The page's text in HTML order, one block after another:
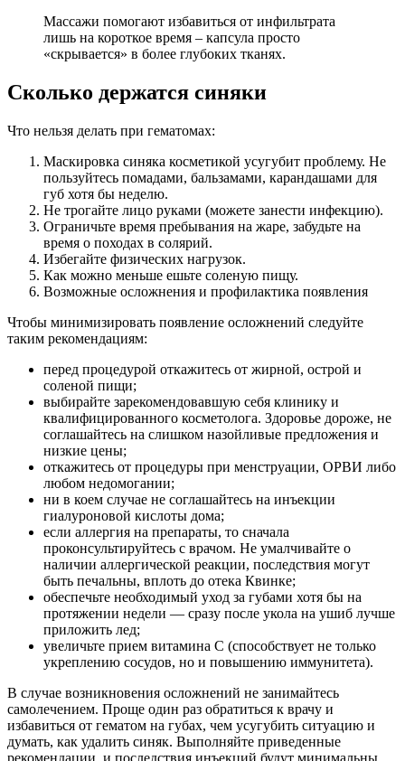
Массажи помогают избавиться от инфильтрата
лишь на короткое время – капсула просто
«скрывается» в более глубоких тканях.
Сколько держатся синяки
Что нельзя делать при гематомах:
Маскировка синяка косметикой усугубит проблему. Не
пользуйтесь помадами, бальзамами, карандашами для
губ хотя бы неделю.
Не трогайте лицо руками (можете занести инфекцию).
Ограничьте время пребывания на жаре, забудьте на
время о походах в солярий.
Избегайте физических нагрузок.
Как можно меньше ешьте соленую пищу.
Возможные осложнения и профилактика появления
Чтобы минимизировать появление осложнений следуйте
таким рекомендациям:
перед процедурой откажитесь от жирной, острой и
соленой пищи;
выбирайте зарекомендовавшую себя клинику и
квалифицированного косметолога. Здоровье дороже, не
соглашайтесь на слишком назойливые предложения и
низкие цены;
откажитесь от процедуры при менструации, ОРВИ либо
любом недомогании;
ни в коем случае не соглашайтесь на инъекции
гиалуроновой кислоты дома;
если аллергия на препараты, то сначала
проконсультируйтесь с врачом. Не умалчивайте о
наличии аллергической реакции, последствия могут
быть печальны, вплоть до отека Квинке;
обеспечьте необходимый уход за губами хотя бы на
протяжении недели — сразу после укола на ушиб лучше
приложить лед;
увеличьте прием витамина С (способствует не только
укреплению сосудов, но и повышению иммунитета).
В случае возникновения осложнений не занимайтесь
самолечением. Проще один раз обратиться к врачу и
избавиться от гематом на губах, чем усугубить ситуацию и
думать, как удалить синяк. Выполняйте приведенные
рекомендации, и последствия инъекций будут минимальны.